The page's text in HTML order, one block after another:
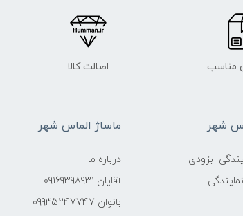
مناسب اصالت کالا
شهر
بزودی
ماساژ الماس شهر
درباره ما
آقایان 09169398931
بانوان 09935247747